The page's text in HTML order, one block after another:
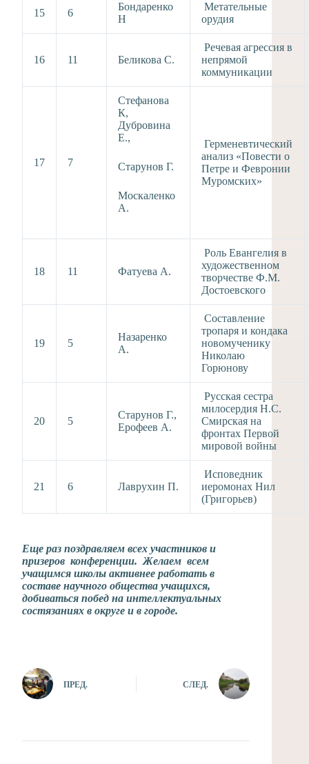
15 6
Бондаренко
Н
Метательные
орудия
16 11 Беликова С.
Речевая агрессия в
непрямой
коммуникации
17 7
Стефанова
К,
Дубровина
Е.,
Старунов Г.
Москаленко
А.
Герменевтический
анализ «Повести о
Петре и Февронии
Муромских»
18 11 Фатуева А.
Роль Евангелия в
художественном
творчестве Ф.М.
Достоевского
19 5
Назаренко
А.
Составление
тропаря и кондака
новомученику
Николаю
Горюнову
20 5
Старунов Г.,
Ерофеев А.
Русская сестра
милосердия Н.С.
Смирская на
фронтах Первой
мировой войны
21 6 Лаврухин П.
Исповедник
иеромонах Нил
(Григорьев)
Еще раз поздравляем всех участников и
призеров конференции. Желаем всем
учащимся школы активнее работать в
составе научного общества учащихся,
добиваться побед на интеллектуальных
состязаниях в округе и в городе.
ПРЕД. СЛЕД.